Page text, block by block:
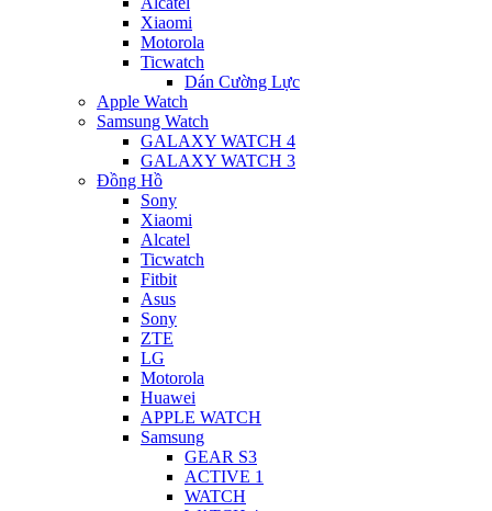
Xiaomi
Motorola
Ticwatch
Dán Cường Lực
Apple Watch
Samsung Watch
GALAXY WATCH 4
GALAXY WATCH 3
Đồng Hồ
Sony
Xiaomi
Alcatel
Ticwatch
Fitbit
Asus
Sony
ZTE
LG
Motorola
Huawei
APPLE WATCH
Samsung
GEAR S3
ACTIVE 1
WATCH